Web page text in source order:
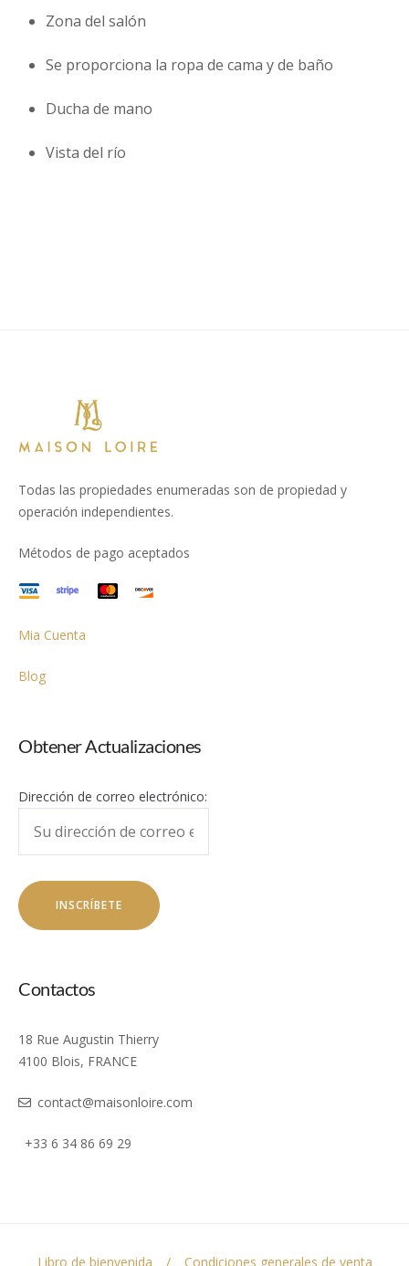
Zona del salón
Se proporciona la ropa de cama y de baño
Ducha de mano
Vista del río
Todas las propiedades enumeradas son de propiedad y
operación independientes.
Métodos de pago aceptados
Mia Cuenta
Blog
Obtener Actualizaciones
Dirección de correo electrónico:
Contactos
18 Rue Augustin Thierry
4100 Blois, FRANCE
contact@maisonloire.com
+33 6 34 86 69 29
Libro de bienvenida Condiciones generales de venta